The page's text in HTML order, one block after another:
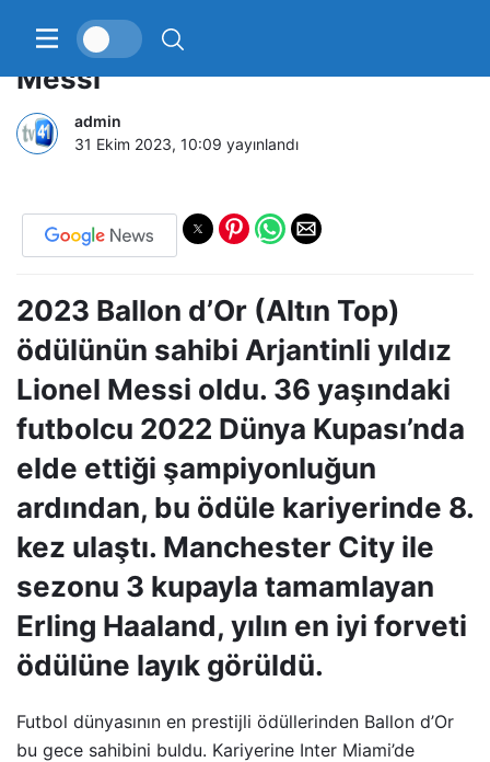
Yılın en iyi oyuncusu Lionel
Messi
admin
31 Ekim 2023, 10:09 yayınlandı
2023 Ballon d’Or (Altın Top)
ödülünün sahibi Arjantinli yıldız
Lionel Messi oldu. 36 yaşındaki
futbolcu 2022 Dünya Kupası’nda
elde ettiği şampiyonluğun
ardından, bu ödüle kariyerinde 8.
kez ulaştı. Manchester City ile
sezonu 3 kupayla tamamlayan
Erling Haaland, yılın en iyi forveti
ödülüne layık görüldü.
Futbol dünyasının en prestijli ödüllerinden Ballon d’Or
bu gece sahibini buldu. Kariyerine Inter Miami’de